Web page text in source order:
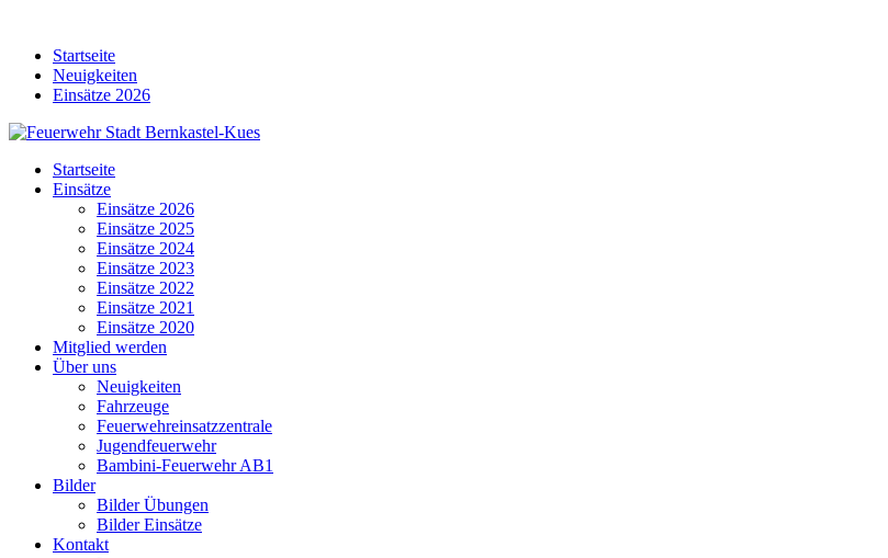
contentStartseite
Neuigkeiten
Einsätze 2026
Startseite
Einsätze
Einsätze 2026
Einsätze 2025
Einsätze 2024
Einsätze 2023
Einsätze 2022
Einsätze 2021
Einsätze 2020
Mitglied werden
Über uns
Neuigkeiten
Fahrzeuge
Feuerwehreinsatzzentrale
Jugendfeuerwehr
Bambini-Feuerwehr AB1
Bilder
Bilder Übungen
Bilder Einsätze
Kontakt